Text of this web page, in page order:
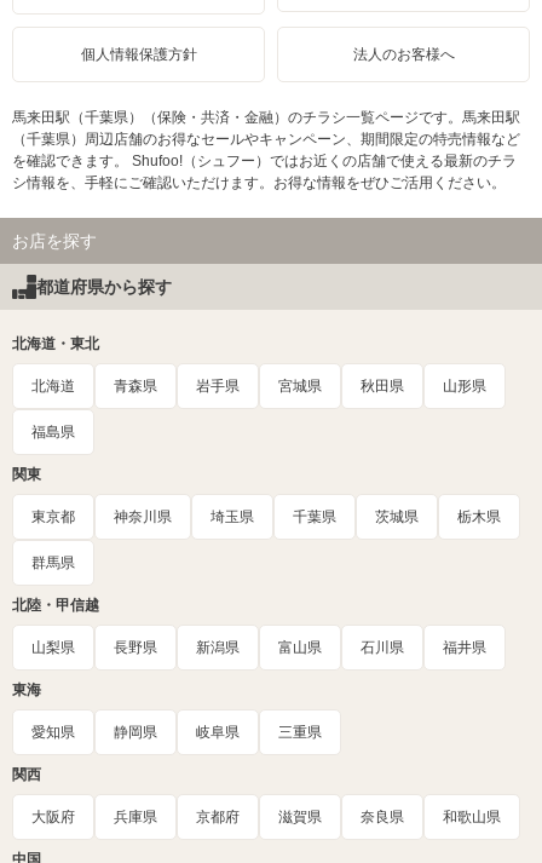
個人情報保護方針 法人のお客様へ
馬来田駅（千葉県）（保険・共済・金融）のチラシ一覧ページです。馬来田駅
（千葉県）周辺店舗のお得なセールやキャンペーン、期間限定の特売情報など
を確認できます。 Shufoo!（シュフー）ではお近くの店舗で使える最新のチラ
シ情報を、手軽にご確認いただけます。お得な情報をぜひご活用ください。
お店を探す
都道府県から探す
北海道・東北
北海道 青森県 岩手県 宮城県 秋田県 山形県
福島県
関東
東京都 神奈川県 埼玉県 千葉県 茨城県 栃木県
群馬県
北陸・甲信越
山梨県 長野県 新潟県 富山県 石川県 福井県
東海
愛知県 静岡県 岐阜県 三重県
関西
大阪府 兵庫県 京都府 滋賀県 奈良県 和歌山県
中国